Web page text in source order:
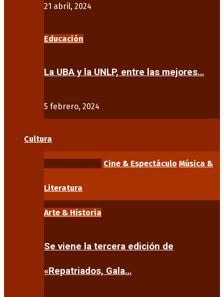
21 abril, 2024
Educación
La UBA y la UNLP, entre las mejores…
5 febrero, 2024
Cultura
Cine & Espectáculo Música &
Literatura
Arte & Historia
Se viene la tercera edición de
«Repatriados, Gala…